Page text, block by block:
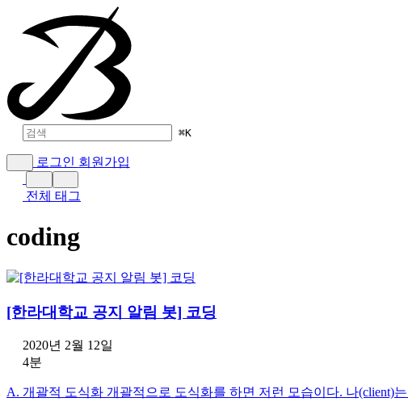
⌘K
로그인 회원가입
전체 태그
coding
[한라대학교 공지 알림 봇] 코딩
2020년 2월 12일
4분
A. 개괄적 도식화 개괄적으로 도식화를 하면 저런 모습이다. 나(client)